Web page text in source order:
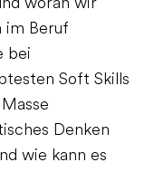
woran wir
im Beruf
bei
Soft Skills
Denken
wie kann es